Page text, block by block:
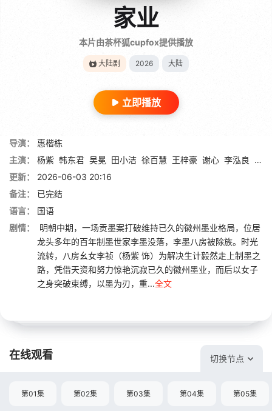
家业
本片由茶杯狐cupfox提供播放
大陆剧 2026 大陆
立即播放
导演：
惠楷栋
主演：
杨紫 韩东君 吴冕 田小洁 徐百慧 王梓豪 谢心 李泓良 杨斯
更新：
2026-06-03 20:16
备注：
已完结
语言：
国语
剧情：
明朝中期，一场贡墨案打破维持已久的徽州墨业格局，位居
龙头多年的百年制墨世家李墨没落，李墨八房被除族。时光
流转，八房幺女李祯（杨紫 饰）为解决生计毅然走上制墨之
路，凭借天资和努力惊艳沉寂已久的徽州墨业，而后以女子
之身突破束缚，以墨为刃，重...全文
在线观看 切换节点
第01集 第02集 第03集 第04集 第05集